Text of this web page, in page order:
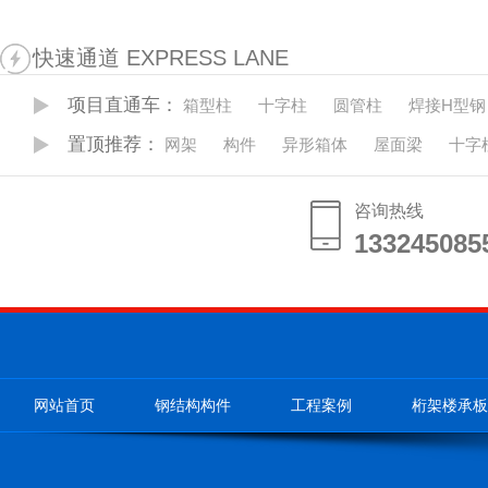
快速通道 EXPRESS LANE
项目直通车： 箱型柱 十字柱 圆管柱 焊接H型钢
置顶推荐： 网架 构件 异形箱体 屋面梁 十字
咨询热线
网站首页 钢结构构件 工程案例 桁架楼承板